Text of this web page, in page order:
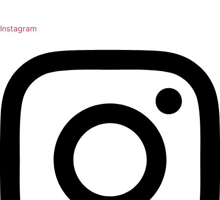
Instagram